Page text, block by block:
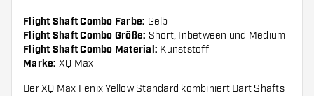
Flight Shaft Combo Farbe: Gelb
Flight Shaft Combo Größe: Short, Inbetween und Medium
Flight Shaft Combo Material: Kunststoff
Marke: XQ Max
Der XQ Max Fenix Yellow Standard kombiniert Dart Shafts